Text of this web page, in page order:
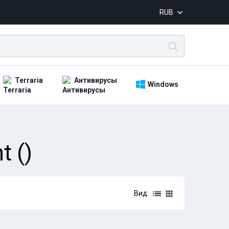
RUB
Terraria Антивирусы Windows
()
Вид: